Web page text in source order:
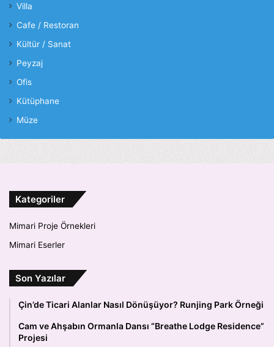
Villa
Cafe / Restoran
Kültür / Sanat
Peyzaj
Ofis
Kütüphane
Müze
Kategoriler
Mimari Proje Örnekleri
Mimari Eserler
Son Yazılar
Çin’de Ticari Alanlar Nasıl Dönüşüyor? Runjing Park Örneği
Cam ve Ahşabın Ormanla Dansı “Breathe Lodge Residence”
Projesi